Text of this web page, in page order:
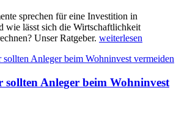
sprechen für eine Investition in
wie lässt sich die Wirtschaftlichkeit
Unser Ratgeber. weiterlesen
sollten Anleger beim Wohninvest